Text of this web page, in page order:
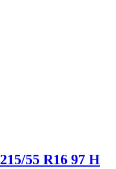
215/55 R16 97 H